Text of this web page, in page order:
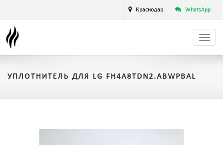
Краснодар WhatsApp
УПЛОТНИТЕЛЬ ДЛЯ LG FH4A8TDN2.ABWPBAL